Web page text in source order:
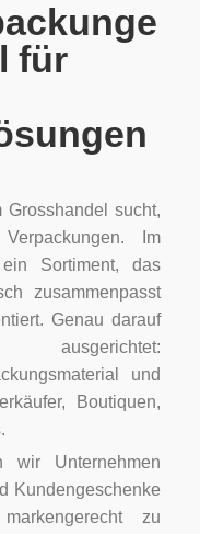
für
Grosshandel sucht,
Im
Sortiment, das
zusammenpasst
Genau darauf
und
Boutiquen,
wir Unternehmen
Kundengeschenke
zu